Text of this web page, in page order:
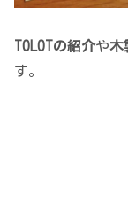
TOLOTの紹介や木
す。